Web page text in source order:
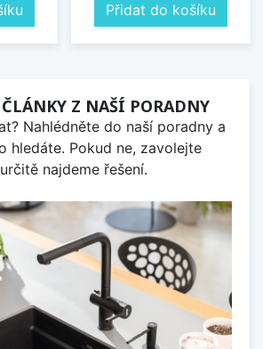
Přidat do košíku
Z NAŠÍ PORADNY
Nahlédněte do naší poradny a
hledáte. Pokud ne, zavolejte
najdeme řešení.